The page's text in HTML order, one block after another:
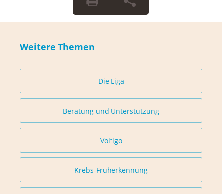
Weitere Themen
Die Liga
Beratung und Unterstützung
Voltigo
Krebs-Früherkennung